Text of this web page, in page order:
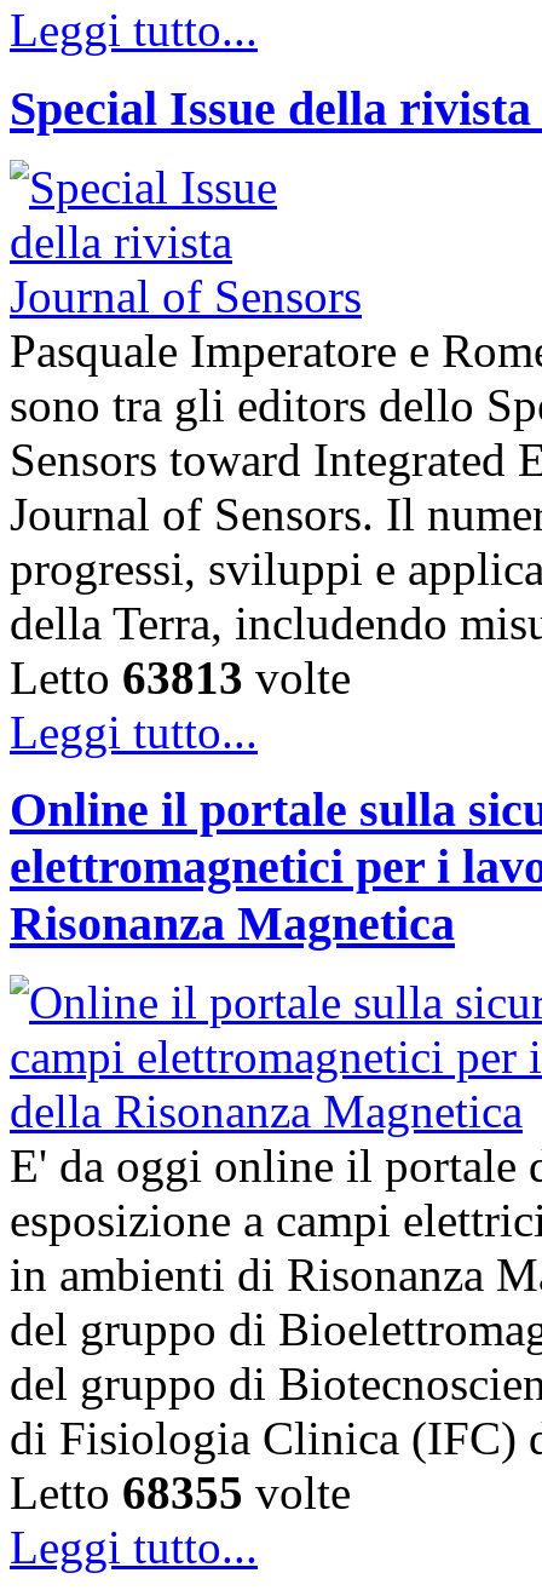
Leggi tutto...
Special Issue della
Pasquale Imperatore e
sono tra gli editors dello
Sensors toward Integrated
Journal of Sensors. Il
progressi, sviluppi e
della Terra, includendo
Letto 63813 volte
Leggi tutto...
Online il portale sulla
elettromagnetici per i
Risonanza Magnetica
E' da oggi online il portale
esposizione a campi
in ambienti di Risonanza
del gruppo di
del gruppo di
di Fisiologia Clinica (IFC)
Letto 68355 volte
Leggi tutto...